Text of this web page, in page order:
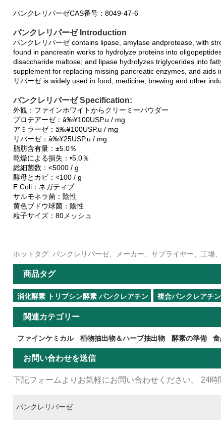
パンクレリパーゼCAS番号：8049-47-6
パンクレリパーゼ Introduction
パンクレリパーゼ contains lipase, amylase andprotease, with
found in pancreatin works to hydrolyze proteins into
disaccharide maltose; and lipase hydrolyzes triglycerides into
supplement for replacing missing pancreatic enzymes, and
リパーゼ is widely used in food, medicine, brewing and other
パンクレリパーゼ Specification:
外観：ファインホワイトからクリーミーパウダー
プロテアーゼ：â‰¥100USP.u / mg
アミラーゼ：â‰¥100USP.u / mg
リパーゼ：â‰¥25USP.u / mg
脂肪含有量：±5.0％
乾燥による損失：•5.0％
総細菌数：<5000 / g
酵母とカビ：<100 / g
E.Coli：ネガティブ
サルモネラ菌：陰性
黄色ブドウ球菌：陰性
粒子サイズ：80メッシュ
ホットタグ: パンクレリパーゼ、メーカー、サプライヤー、工場
商品タグ
消化酵素 トリプシン酵素 パンクレアチン 複合パンクレアチン
関連カテゴリー
ファインケミカル 植物抽出物＆ハーブ抽出物 酵素の準備
お問い合わせを送信
下記フォームよりお気軽にお問い合わせください。 24時